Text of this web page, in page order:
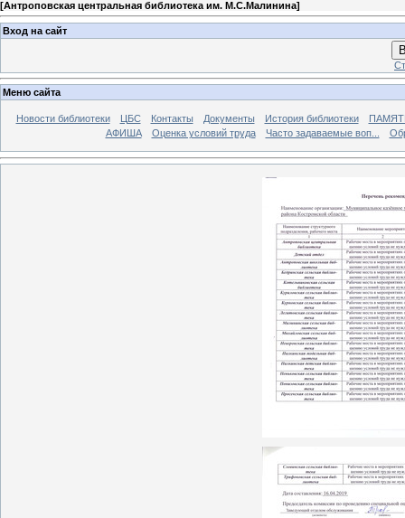
[Антроповская центральная библиотека им. М.С.Малинина]
Вход на сайт
Меню сайта
Новости библиотеки ЦБС Контакты Документы История библиотеки
АФИША
Оценка условий труда Часто задаваемые воп...